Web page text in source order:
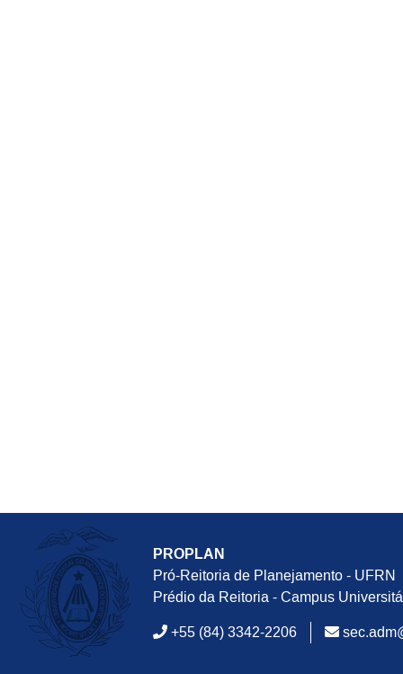
PROPLAN
Pró-Reitoria de Planejamento - UFRN
Prédio da Reitoria - Campus
+55 (84) 3342-2206